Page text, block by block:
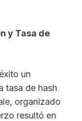
y Tasa de
un
tasa de hash
organizado
resultó en